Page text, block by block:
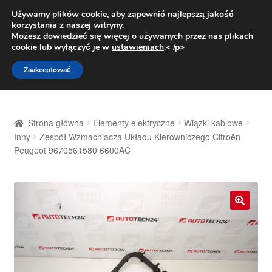
DOSTAWA od 31 zł
Pn.-pt. 9:00-16:00800 003 167
Przejdź
do
nawigacji
Przejdź
do
treści
Dostawa
O nas
Strona główna Elementy elektryczne
Wiązki kablowe
Inny
Zespół Wzmacniacza Układu Kierowniczego Citroën
Peugeot 9670561580 6600AC
Używamy plików cookie, aby zapewnić najlepszą jakość
korzystania z naszej witryny.
Możesz dowiedzieć się więcej o używanych przez nas plikach
cookie lub wyłączyć je w ustawieniach.< /p>
Zaakceptować